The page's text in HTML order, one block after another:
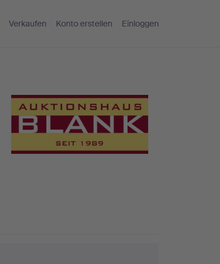
Verkaufen Konto erstellen Einloggen